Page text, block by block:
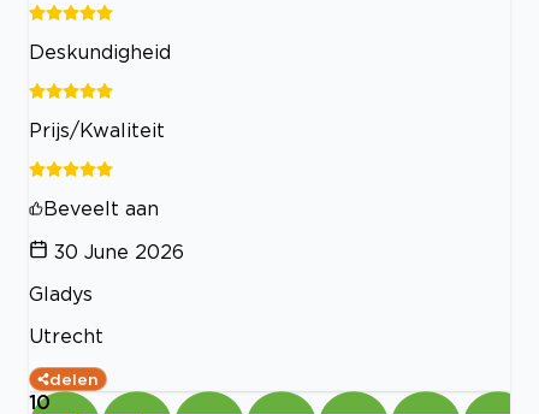
Deskundigheid
Prijs/Kwaliteit
Beveelt aan
30 June 2026
Gladys
Utrecht
delen
10